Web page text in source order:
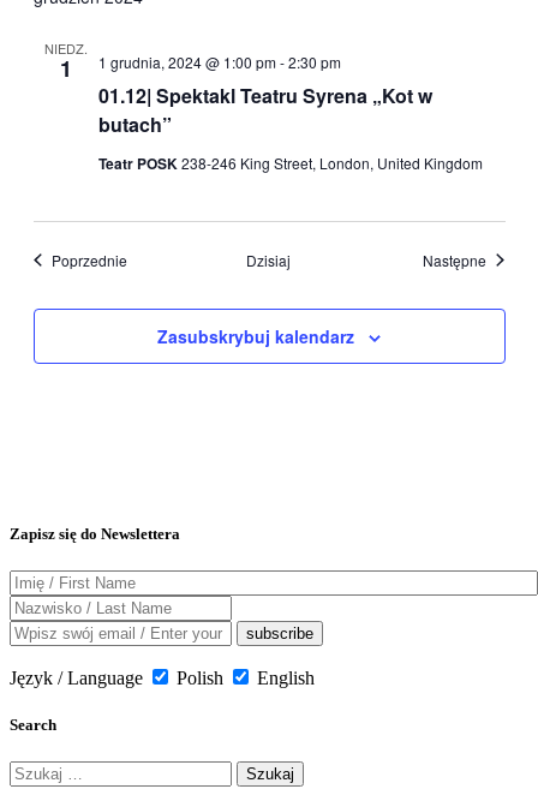
NIEDZ.
1
01.12| Spektakl Teatru Syrena „Kot w
butach”
1 grudnia, 2024 @ 1:00 pm-2:30 pm
Teatr POSK238-246 King Street, London, United Kingdom
PoprzednieWydarzenia Dzisiaj Następne
Zasubskrybuj kalendarz
Zapisz się do Newslettera
Język / Language Polish English
Search
Szukaj: